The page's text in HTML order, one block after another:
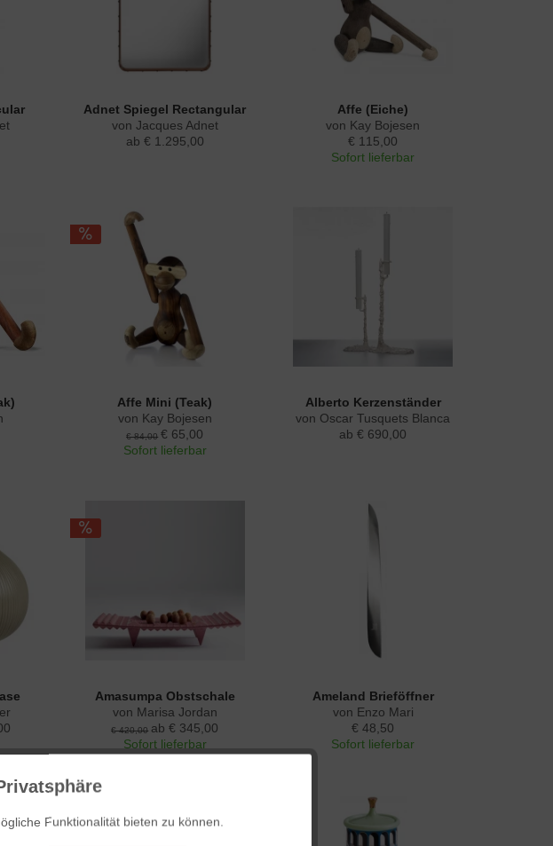
Adnet Spiegel Rectangular
von Jacques Adnet
ab € 1.295,00
Affe (Eiche)
von Kay Bojesen
€ 115,00
Sofort lieferbar
Affe Mini (Teak)
von Kay Bojesen
€ 84,00 € 65,00
Sofort lieferbar
Alberto Kerzenständer
von Oscar Tusquets Blanca
ab € 690,00
Amasumpa Obstschale
von Marisa Jordan
€ 420,00 ab € 345,00
Sofort lieferbar
Ameland Brieföffner
von Enzo Mari
€ 48,50
Sofort lieferbar
Funktionalität bieten zu können.